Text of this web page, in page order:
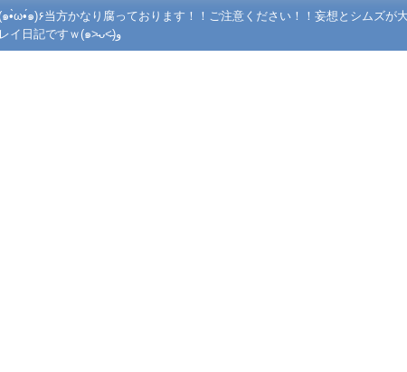
あんな事やこんな事させてニヤニヤしながら遊んでいるシムズ４のプレイ日記ですｗ(๑˃̵ᴗ˂̵)و